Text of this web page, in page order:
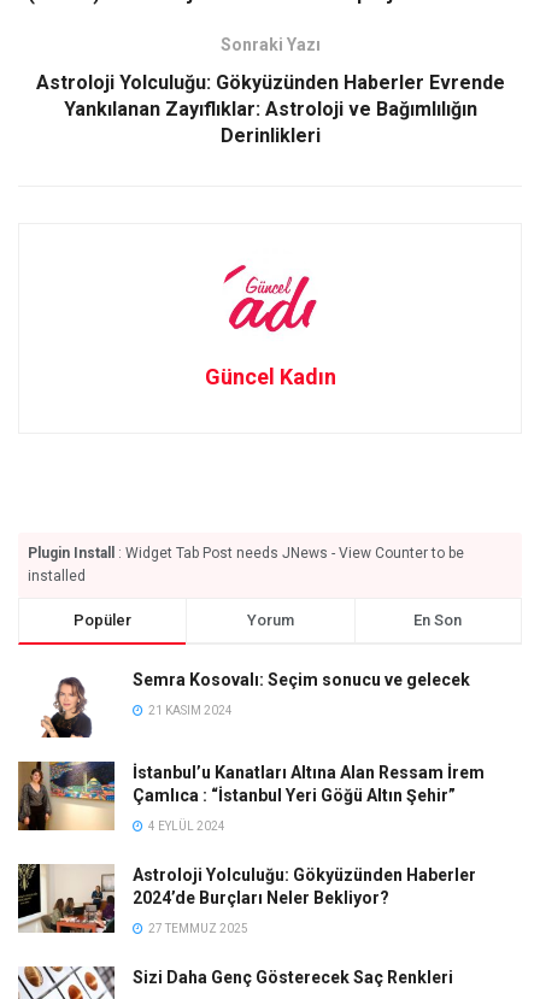
Sonraki Yazı
Astroloji Yolculuğu: Gökyüzünden Haberler Evrende
Yankılanan Zayıflıklar: Astroloji ve Bağımlılığın
Derinlikleri
Güncel Kadın
Plugin Install
: Widget Tab Post needs JNews - View Counter to be
installed
Popüler Yorum En Son
Semra Kosovalı: Seçim sonucu ve gelecek
21 KASIM 2024
İstanbul’u Kanatları Altına Alan Ressam İrem
Çamlıca : “İstanbul Yeri Göğü Altın Şehir”
4 EYLÜL 2024
Astroloji Yolculuğu: Gökyüzünden Haberler
2024’de Burçları Neler Bekliyor?
27 TEMMUZ 2025
Sizi Daha Genç Gösterecek Saç Renkleri